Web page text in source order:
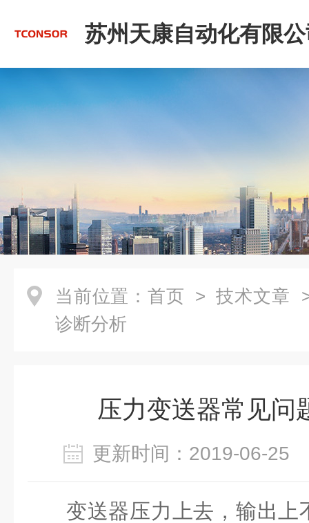
苏州天康自动化有限
当前位置： 首页 > 技术文章
诊断分析
压力变送器常见问
更新时间：2019-06-
变送器压力上去，输出上